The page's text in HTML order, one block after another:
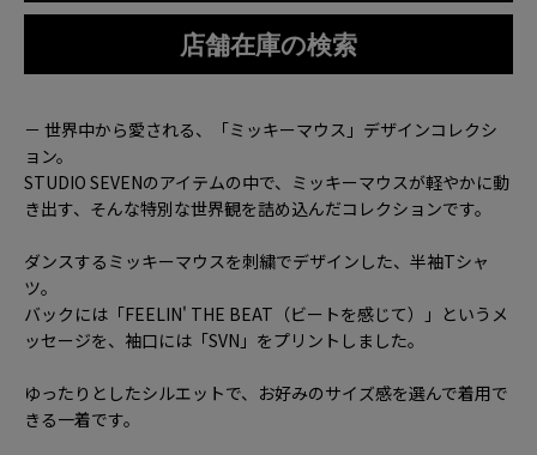
店舗在庫の検索
－ 世界中から愛される、「ミッキーマウス」デザインコレクシ
ョン。
STUDIO SEVENのアイテムの中で、ミッキーマウスが軽やかに動
き出す、そんな特別な世界観を詰め込んだコレクションです。
ダンスするミッキーマウスを刺繍でデザインした、半袖Tシャ
ツ。
バックには「FEELIN' THE BEAT（ビートを感じて）」というメ
ッセージを、袖口には「SVN」をプリントしました。
ゆったりとしたシルエットで、お好みのサイズ感を選んで着用で
きる一着です。